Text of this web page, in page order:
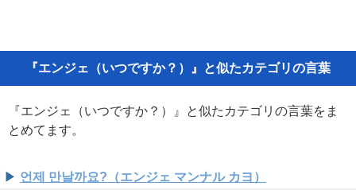
『エンジェ（いつですか？）』と似たカテゴリの言葉
『エンジェ（いつですか？）』と似たカテゴリの言葉をま
とめてます。
언제 만날까요?（エンジェ マンナル カヨ）